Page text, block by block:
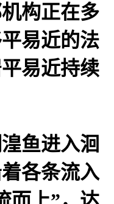
构正在多
易近的法
易近持续
鱼进入洄
各条流入